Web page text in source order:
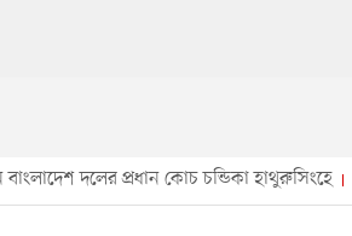
বাংলাদেশ দলের প্রধান কোচ চন্ডিকা হাথুরুসিংহে